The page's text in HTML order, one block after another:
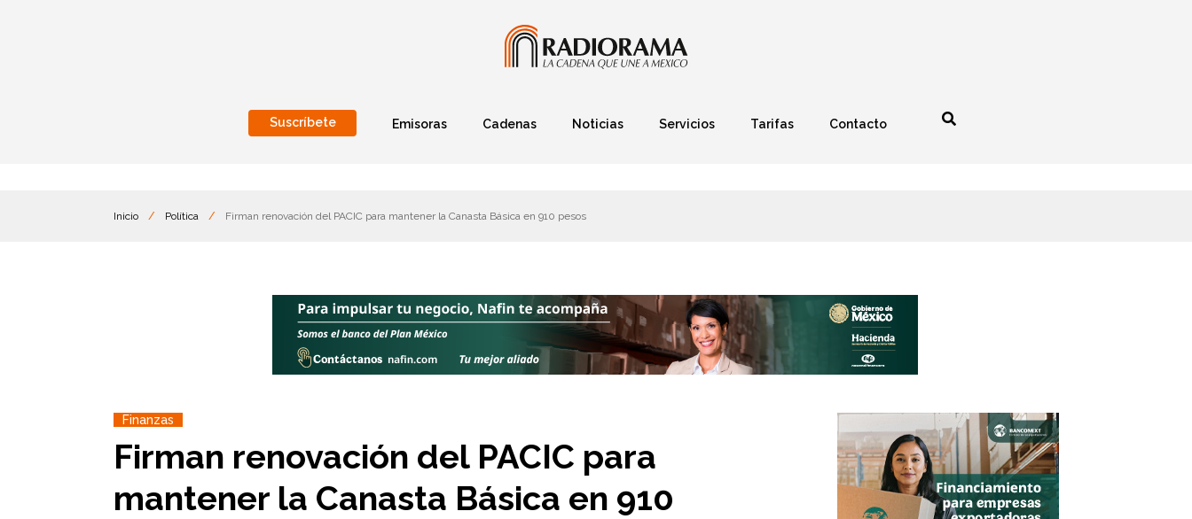
Suscríbete Emisoras Cadenas Noticias Servicios Tarifas Contacto
Inicio / Política / Firman renovación del PACIC para mantener la Canasta Básica en 910 pesos
Finanzas
Firman renovación del PACIC para
mantener la Canasta Básica en 910